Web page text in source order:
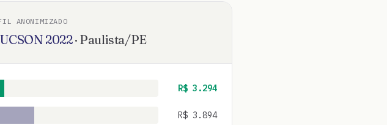
ANONIMIZADO
2022· Paulista/PE
R$ 3.294
R$ 3.894